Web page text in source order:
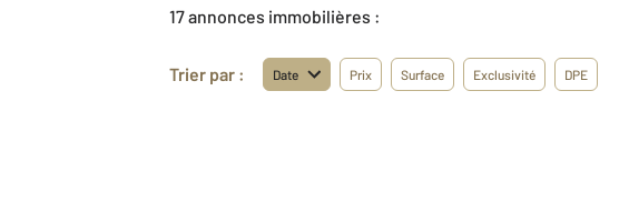
17 annonces immobilières :
Trier par : Date Prix Surface Exclusivité DPE